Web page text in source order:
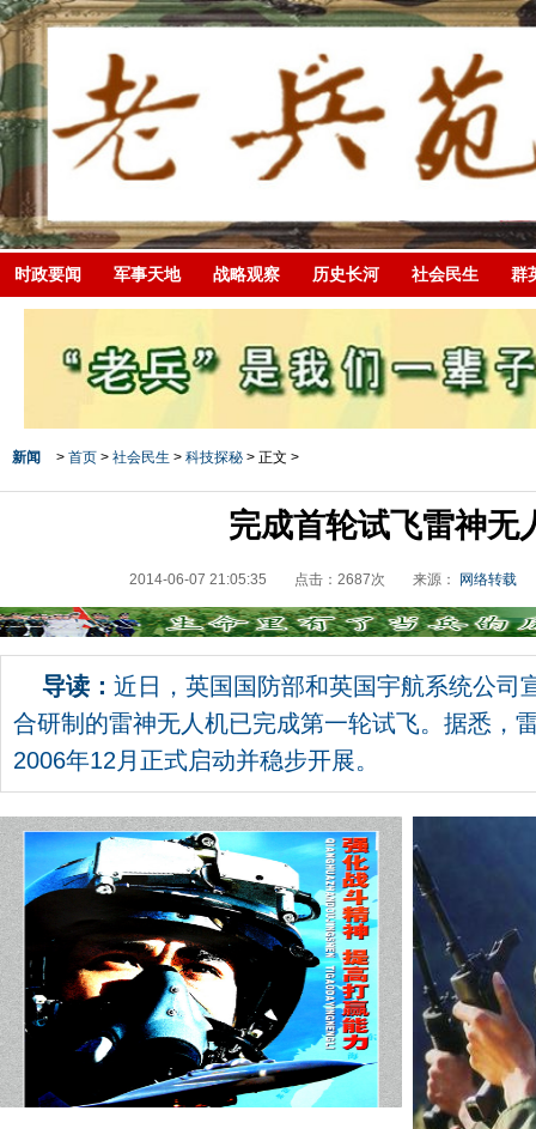
时政要闻 军事天地 战略观察 历史长河 社会民生 群
新闻 > 首页 > 社会民生 > 科技探秘 > 正文 >
完成首轮试飞雷神无
2014-06-07 21:05:35 点击： 2687次 来源： 网络转载
导读： 近日，英国国防部和英国宇航系统公司
合研制的雷神无人机已完成第一轮试飞。据悉，
2006年12月正式启动并稳步开展。